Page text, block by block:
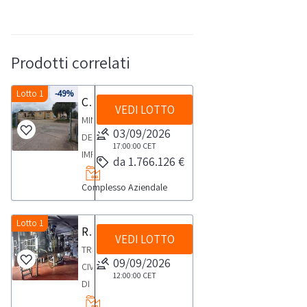
Prodotti correlati
-49%
Lotto 1
Cessione del compendio aziendale dedito alle attività nel settore dei prodotti ortofrutticoli
MINISTERO
DELLE
IMPRESE
E
DEL
ITALY
LIQUIDAZIONE
COATTA
AMMINISTRATIVA
Complesso Aziendale
VEDI LOTTO
03/09/2026
17:00:00 CET
da 1.766.126 €
Lotto 1
Raccolta di manifestazione di interesse per complesso aziendale agroalimentare
TRIBUNALE
CIVILE
DI
RAGUSASEZ.
VEDI LOTTO
09/09/2026
12:00:00 CET